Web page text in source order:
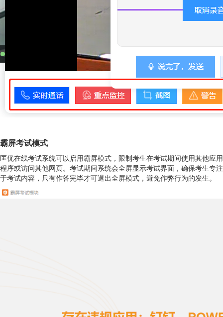
霸屏考试模式
匡优在线考试系统可以启用霸屏模式，限制考生在考试期间使用其他应用
程序或访问其他网页。考试期间系统会全屏显示考试界面，确保考生专注
于考试内容，只有作答完毕才可退出全屏模式，避免作弊行为的发生。